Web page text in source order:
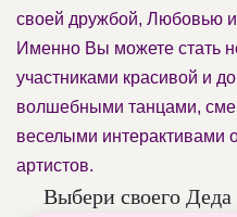
своей дружбой, Любовью и
Именно Вы можете стать
участниками красивой и
волшебными танцами,
веселыми интерактивами
артистов.
Выбери своего